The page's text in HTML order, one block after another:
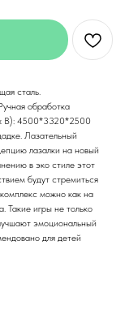
сталь.
обработка
В): 4500*3320*2500
Лазательный
лазалки на новый
в эко стиле этот
будут стремиться
можно как на
Такие игры не только
эмоциональный
для детей